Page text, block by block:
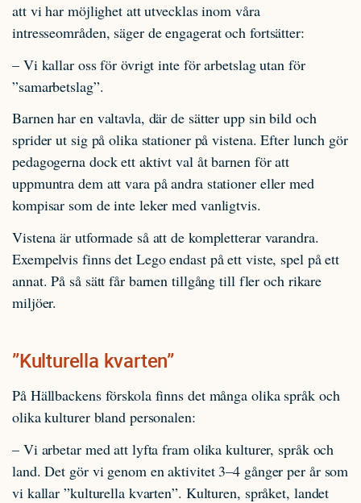
att vi har möjlighet att utvecklas inom våra
intresseområden, säger de engagerat och fortsätter:
– Vi kallar oss för övrigt inte för arbetslag utan för
”samarbetslag”.
Barnen har en valtavla, där de sätter upp sin bild och
sprider ut sig på olika stationer på vistena. Efter lunch gör
pedagogerna dock ett aktivt val åt barnen för att
uppmuntra dem att vara på andra stationer eller med
kompisar som de inte leker med vanligtvis.
Vistena är utformade så att de kompletterar varandra.
Exempelvis finns det Lego endast på ett viste, spel på ett
annat. På så sätt får barnen tillgång till fler och rikare
miljöer.
”Kulturella kvarten”
På Hällbackens förskola finns det många olika språk och
olika kulturer bland personalen:
– Vi arbetar med att lyfta fram olika kulturer, språk och
land. Det gör vi genom en aktivitet 3–4 gånger per år som
vi kallar ”kulturella kvarten”. Kulturen, språket, landet